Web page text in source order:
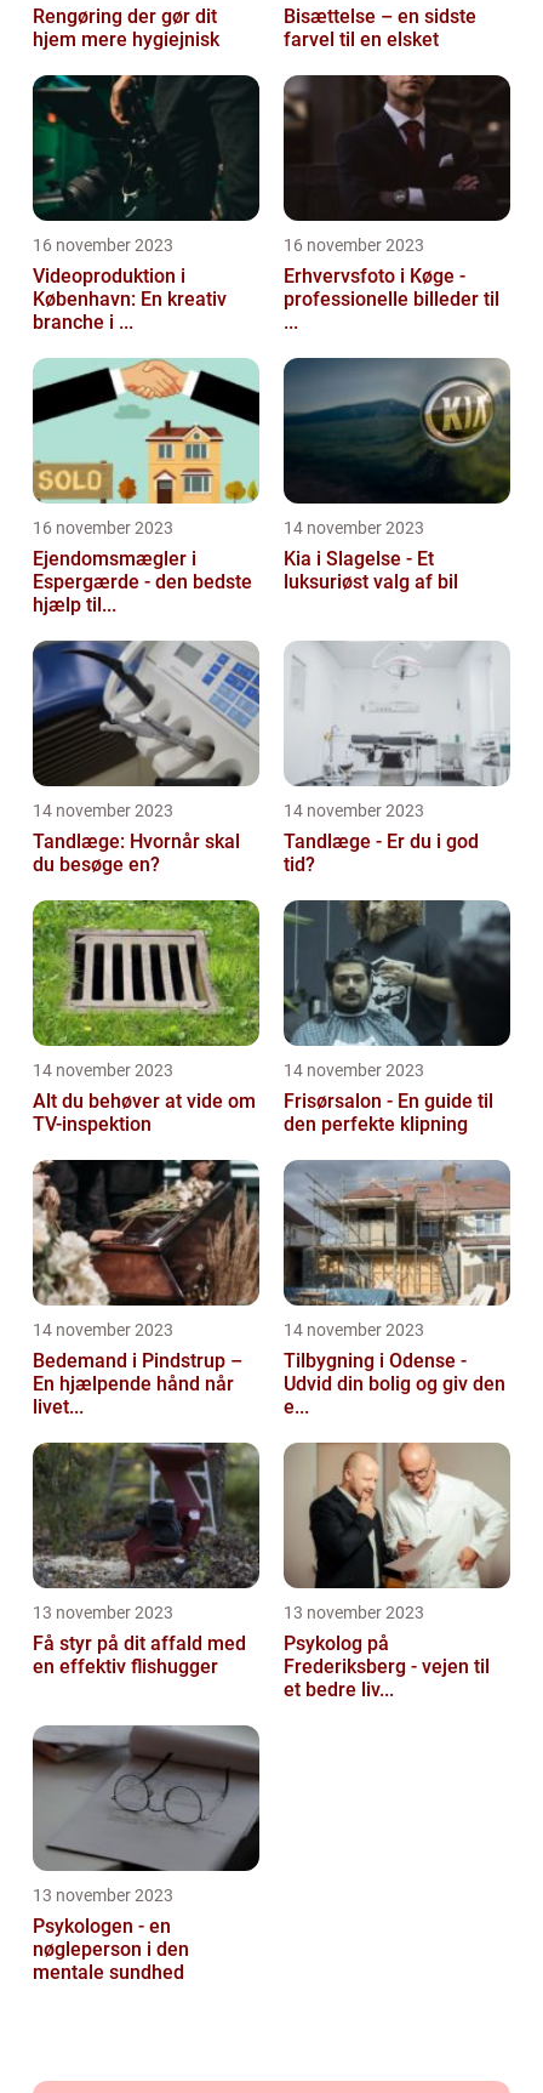
Rengøring der gør dit
hjem mere hygiejnisk
Bisættelse – en sidste
farvel til en elsket
16 november 2023
Videoproduktion i
København: En kreativ
branche i ...
16 november 2023
Erhvervsfoto i Køge -
professionelle billeder til
...
16 november 2023
Ejendomsmægler i
Espergærde - den bedste
hjælp til...
14 november 2023
Kia i Slagelse - Et
luksuriøst valg af bil
14 november 2023
Tandlæge: Hvornår skal
du besøge en?
14 november 2023
Tandlæge - Er du i god
tid?
14 november 2023
Alt du behøver at vide om
TV-inspektion
14 november 2023
Frisørsalon - En guide til
den perfekte klipning
14 november 2023
Bedemand i Pindstrup –
En hjælpende hånd når
livet...
14 november 2023
Tilbygning i Odense -
Udvid din bolig og giv den
e...
13 november 2023
Få styr på dit affald med
en effektiv flishugger
13 november 2023
Psykolog på
Frederiksberg - vejen til
et bedre liv...
13 november 2023
Psykologen - en
nøgleperson i den
mentale sundhed